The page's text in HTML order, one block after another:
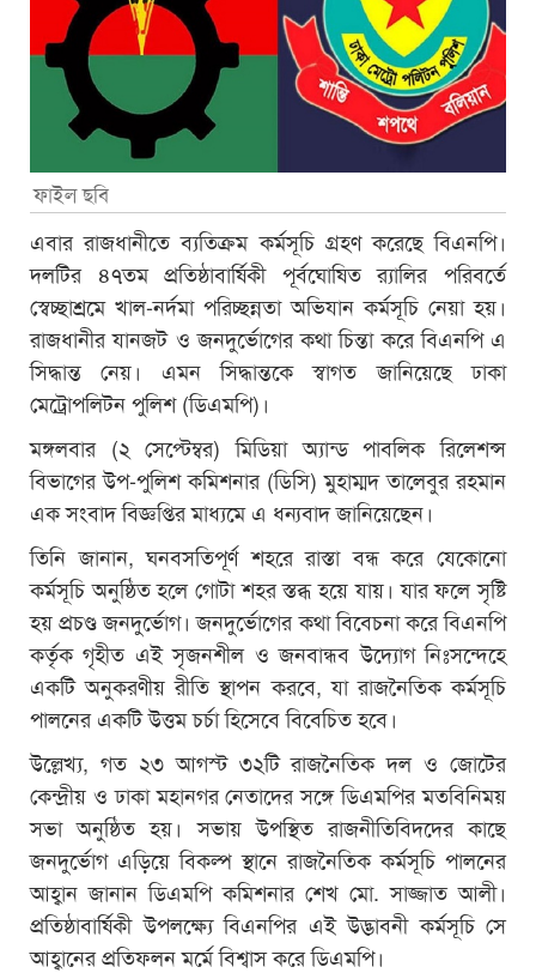
ফাইল ছবি
এবার রাজধানীতে ব্যতিক্রম কর্মসূচি গ্রহণ করেছে বিএনপি।
দলটির ৪৭তম প্রতিষ্ঠাবার্ষিকী পূর্বঘোষিত র‍্যালির পরিবর্তে
স্বেচ্ছাশ্রমে খাল-নর্দমা পরিচ্ছন্নতা অভিযান কর্মসূচি নেয়া হয়।
রাজধানীর যানজট ও জনদুর্ভোগের কথা চিন্তা করে বিএনপি এ
সিদ্ধান্ত নেয়। এমন সিদ্ধান্তকে স্বাগত জানিয়েছে ঢাকা
মেট্রোপলিটন পুলিশ (ডিএমপি)।
মঙ্গলবার (২ সেপ্টেম্বর) মিডিয়া অ্যান্ড পাবলিক রিলেশন্স
বিভাগের উপ-পুলিশ কমিশনার (ডিসি) মুহাম্মদ তালেবুর রহমান
এক সংবাদ বিজ্ঞপ্তির মাধ্যমে এ ধন্যবাদ জানিয়েছেন।
তিনি জানান, ঘনবসতিপূর্ণ শহরে রাস্তা বন্ধ করে যেকোনো
কর্মসূচি অনুষ্ঠিত হলে গোটা শহর স্তব্ধ হয়ে যায়। যার ফলে সৃষ্টি
হয় প্রচণ্ড জনদুর্ভোগ। জনদুর্ভোগের কথা বিবেচনা করে বিএনপি
কর্তৃক গৃহীত এই সৃজনশীল ও জনবান্ধব উদ্যোগ নিঃসন্দেহে
একটি অনুকরণীয় রীতি স্থাপন করবে, যা রাজনৈতিক কর্মসূচি
পালনের একটি উত্তম চর্চা হিসেবে বিবেচিত হবে।
উল্লেখ্য, গত ২৩ আগস্ট ৩২টি রাজনৈতিক দল ও জোটের
কেন্দ্রীয় ও ঢাকা মহানগর নেতাদের সঙ্গে ডিএমপির মতবিনিময়
সভা অনুষ্ঠিত হয়। সভায় উপস্থিত রাজনীতিবিদদের কাছে
জনদুর্ভোগ এড়িয়ে বিকল্প স্থানে রাজনৈতিক কর্মসূচি পালনের
আহ্বান জানান ডিএমপি কমিশনার শেখ মো. সাজ্জাত আলী।
প্রতিষ্ঠাবার্ষিকী উপলক্ষ্যে বিএনপির এই উদ্ভাবনী কর্মসূচি সে
আহ্বানের প্রতিফলন মর্মে বিশ্বাস করে ডিএমপি।